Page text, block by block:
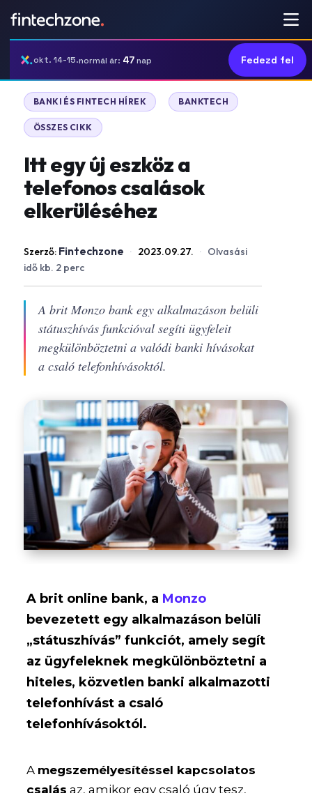
okt. 14-15.normál ár: 47nap Fedezd fel
BANKI ÉS FINTECH HÍREK | BANKTECH
ÖSSZES CIKK
Itt egy új eszköz a
telefonos csalások
elkerüléséhez
Szerző: Fintechzone · 2023.09.27. · Olvasási
idő kb. 2 perc
A brit Monzo bank egy alkalmazáson belüli
státuszhívás funkcióval segíti ügyfeleit
megkülönböztetni a valódi banki hívásokat
a csaló telefonhívásoktól.
A brit online bank, a Monzo
bevezetett egy alkalmazáson belüli
„státuszhívás” funkciót, amely segít
az ügyfeleknek megkülönböztetni a
hiteles, közvetlen banki alkalmazotti
telefonhívást a csaló
telefonhívásoktól.
A megszemélyesítéssel kapcsolatos
csalás az, amikor egy csaló úgy tesz,